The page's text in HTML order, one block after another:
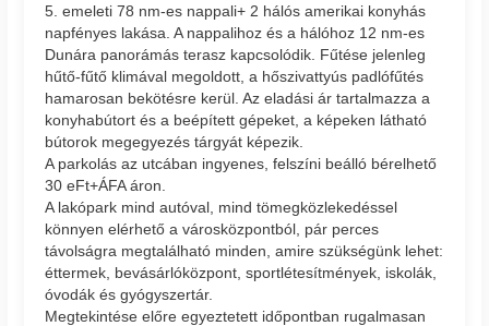
5. emeleti 78 nm-es nappali+ 2 hálós amerikai konyhás
napfényes lakása. A nappalihoz és a hálóhoz 12 nm-es
Dunára panorámás terasz kapcsolódik. Fűtése jelenleg
hűtő-fűtő klimával megoldott, a hőszivattyús padlófűtés
hamarosan bekötésre kerül. Az eladási ár tartalmazza a
konyhabútort és a beépített gépeket, a képeken látható
bútorok megegyezés tárgyát képezik.
A parkolás az utcában ingyenes, felszíni beálló bérelhető
30 eFt+ÁFA áron.
A lakópark mind autóval, mind tömegközlekedéssel
könnyen elérhető a városközpontból, pár perces
távolságra megtalálható minden, amire szükségünk lehet:
éttermek, bevásárlóközpont, sportlétesítmények, iskolák,
óvodák és gyógyszertár.
Megtekintése előre egyeztetett időpontban rugalmasan